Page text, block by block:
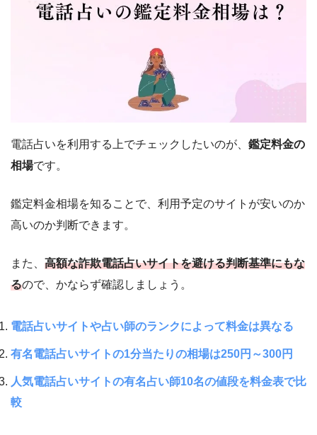
電話占いを利用する上でチェックしたいのが、 鑑定料金の
相場です。
鑑定料金相場を知ることで、利用予定のサイトが安いのか
高いのか判断できます。
また、 高額な詐欺電話占いサイトを避ける判断基準にもな
るので、かならず確認しましょう。
電話占いサイトや占い師のランクによって料金は異なる
有名電話占いサイトの1分当たりの相場は250円～300円
人気電話占いサイトの有名占い師10名の値段を料金表で比
較